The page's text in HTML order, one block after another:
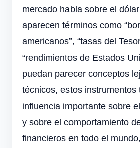
mercado habla sobre el
aparecen términos como
americanos”, “tasas del
“rendimientos de Estados
puedan parecer conceptos
técnicos, estos instrumentos
influencia importante sobre
y sobre el comportamiento
financieros en todo el